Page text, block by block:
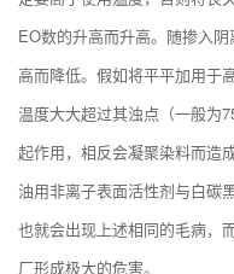
EO数的升高而升高。随掺入
高而降低。假如将平平加用于
温度大大超过其浊点（一般
起作用，相反会凝聚染料而造
油用非离子表面活性剂与白碳
也就会出现上述相同的毛病，
厂形成极大的危害。